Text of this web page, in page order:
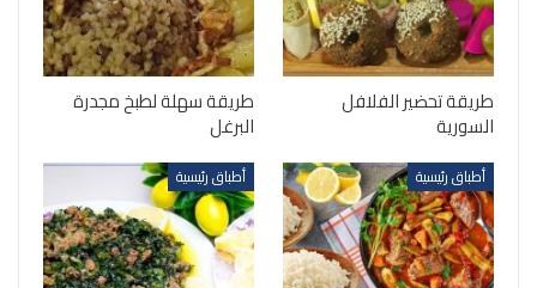
طريقة تحضير الفلافل
السورية
طريقة سهلة لطبخ مجدرة
البرغل
أطباق رئيسية أطباق رئيسية